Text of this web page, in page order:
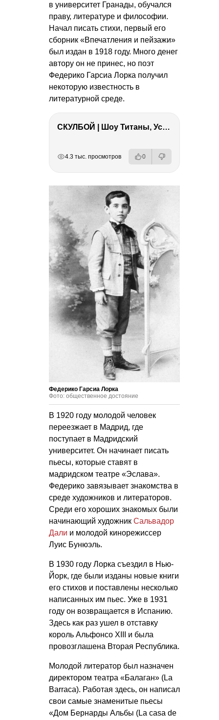
в университет Гранады, обучался
праву, литературе и философии.
Начал писать стихи, первый его
сборник «Впечатления и пейзажи»
был издан в 1918 году. Много денег
автору он не принес, но поэт
Федерико Гарсиа Лорка получил
некоторую известность в
литературной среде.
СКУЛБОЙ | Шоу Титаны, Усейн Болт, Ларрат, Зашквар!
4.3 тыс. просмотров 0
Федерико Гарсиа Лорка
Фото: общественное достояние
В 1920 году молодой человек
переезжает в Мадрид, где
поступает в Мадридский
университет. Он начинает писать
пьесы, которые ставят в
мадридском театре «Эслава».
Федерико завязывает знакомства в
среде художников и литераторов.
Среди его хороших знакомых были
начинающий художник Сальвадор
Дали и молодой кинорежиссер
Луис Бунюэль.
В 1930 году Лорка съездил в Нью-
Йорк, где были изданы новые книги
его стихов и поставлены несколько
написанных им пьес. Уже в 1931
году он возвращается в Испанию.
Здесь как раз ушел в отставку
король Альфонсо XIII и была
провозглашена Вторая Республика.
Молодой литератор был назначен
директором театра «Балаган» (La
Barraca). Работая здесь, он написал
свои самые знаменитые пьесы
«Дом Бернарды Альбы (La casa de